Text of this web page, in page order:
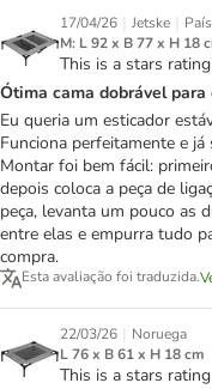
17/04/26 | Jetske |
M: L 92 x B 77 x H 18
This is a stars
Ótima cama dobrável para
Eu queria um esticador
Funciona perfeitamente e
Montar foi bem fácil:
depois coloca a peça de
peça, levanta um pouco as
entre elas e empurra tudo
compra.
Esta avaliação foi traduzida.
22/03/26 | Noruega
L 76 x B 61 x H 18 cm
This is a stars